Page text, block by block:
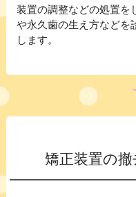
装置の調整などの処置を
や永久歯の生え方などを
します。
矯正装置の